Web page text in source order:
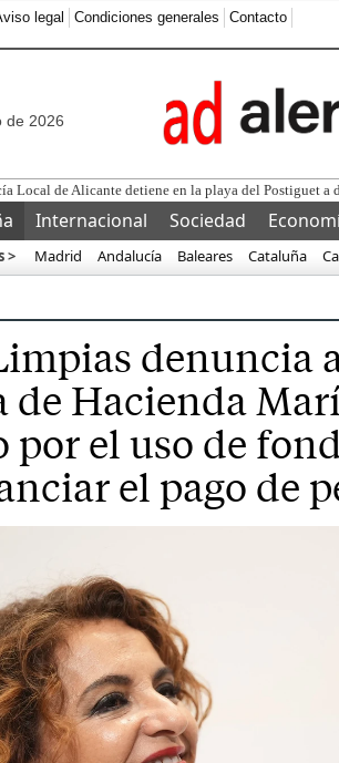
legal Condiciones generales Contacto
de 2026
Local de Alicante detiene en la playa del Postiguet a
Internacional Sociedad
> Madrid Andalucía Baleares Cataluña
denuncia
Hacienda
por el uso de
el pago de